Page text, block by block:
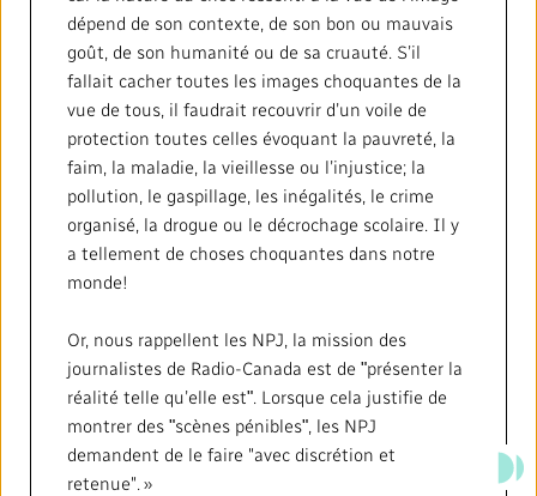
dépend de son contexte, de son bon ou mauvais
goût, de son humanité ou de sa cruauté. S’il
fallait cacher toutes les images choquantes de la
vue de tous, il faudrait recouvrir d’un voile de
protection toutes celles évoquant la pauvreté, la
faim, la maladie, la vieillesse ou l’injustice; la
pollution, le gaspillage, les inégalités, le crime
organisé, la drogue ou le décrochage scolaire. Il y
a tellement de choses choquantes dans notre
monde!
Or, nous rappellent les NPJ, la mission des
journalistes de Radio-Canada est de ʺprésenter la
réalité telle qu’elle estʺ. Lorsque cela justifie de
montrer des ʺscènes péniblesʺ, les NPJ
demandent de le faire "avec discrétion et
retenue". »